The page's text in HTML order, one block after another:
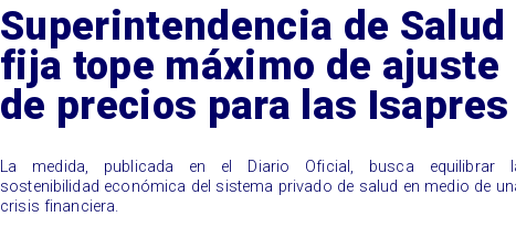
Superintendencia de Salud
fija tope máximo de ajuste
de precios para las Isapres
La medida, publicada en el Diario Oficial, busca equilibrar
sostenibilidad económica del sistema privado de salud en medio de
crisis financiera.